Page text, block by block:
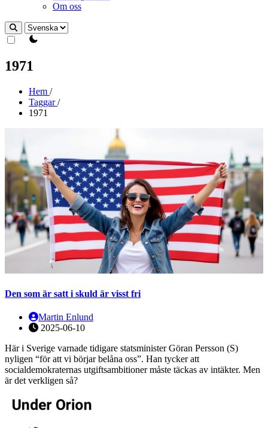
Om oss
theme switcher
1971
Hem /
Taggar/
1971
Den som är satt i skuld är visst fri
Martin Enlund
2025-06-10
Här i Sverige varnade tidigare statsminister Göran Persson (S)
nyligen “för att vi börjar belåna oss”. Han tycker att
socialdemokraternas utgiftsambitioner måste täckas av intäkter. Men
är det verkligen så?